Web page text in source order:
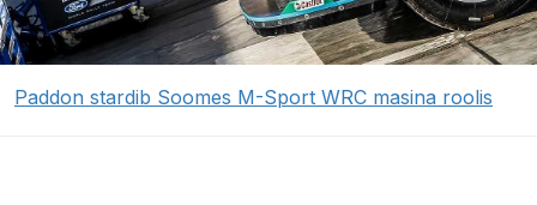
Paddon stardib Soomes M-Sport WRC masina roolis